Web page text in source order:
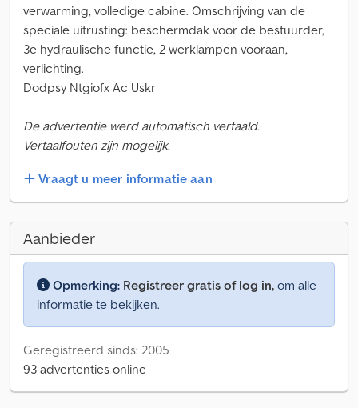
verwarming, volledige cabine. Omschrijving van de
speciale uitrusting: beschermdak voor de bestuurder,
3e hydraulische functie, 2 werklampen vooraan,
verlichting.
Dodpsy Ntgiofx Ac Uskr
De advertentie werd automatisch vertaald.
Vertaalfouten zijn mogelijk.
Vraagt u meer informatie aan
Aanbieder
Opmerking: Registreer gratis of log in, om alle
informatie te bekijken.
Geregistreerd sinds: 2005
93 advertenties online